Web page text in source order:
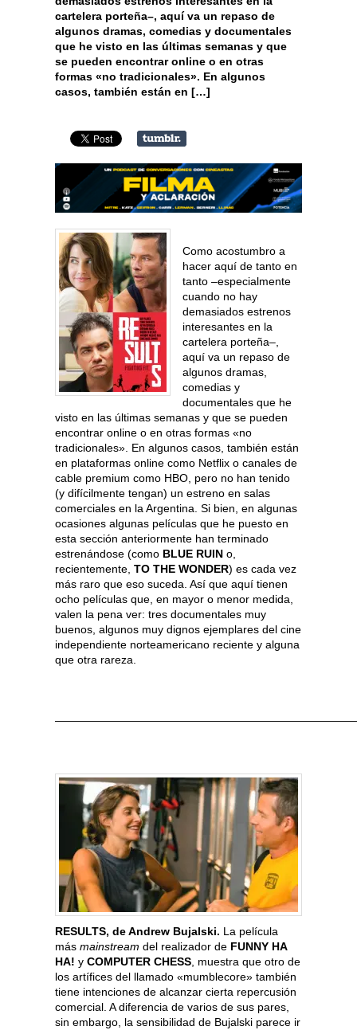
cartelera porteña–, aquí va un repaso de
algunos dramas, comedias y documentales
que he visto en las últimas semanas y que
se pueden encontrar online o en otras
formas «no tradicionales». En algunos
casos, también están en […]
Como acostumbro a
hacer aquí de tanto en
tanto –especialmente
cuando no hay
demasiados estrenos
interesantes en la
cartelera porteña–,
aquí va un repaso de
algunos dramas,
comedias y
documentales que he
visto en las últimas semanas y que se pueden
encontrar online o en otras formas «no
tradicionales». En algunos casos, también están
en plataformas online como Netflix o canales de
cable premium como HBO, pero no han tenido
(y difícilmente tengan) un estreno en salas
comerciales en la Argentina. Si bien, en algunas
ocasiones algunas películas que he puesto en
esta sección anteriormente han terminado
estrenándose (como BLUE RUIN o,
recientemente, TO THE WONDER) es cada vez
más raro que eso suceda. Así que aquí tienen
ocho películas que, en mayor o menor medida,
valen la pena ver: tres documentales muy
buenos, algunos muy dignos ejemplares del cine
independiente norteamericano reciente y alguna
que otra rareza.
RESULTS, de Andrew Bujalski. La película
más mainstream del realizador de FUNNY HA
HA! y COMPUTER CHESS, muestra que otro de
los artífices del llamado «mumblecore» también
tiene intenciones de alcanzar cierta repercusión
comercial. A diferencia de varios de sus pares,
sin embargo, la sensibilidad de Bujalski parece ir